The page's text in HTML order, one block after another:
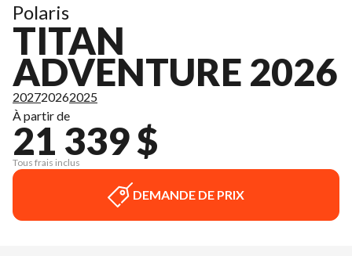
Polaris
TITAN
ADVENTURE 2026
202720262025
À partir de
21 339 $
Tous frais inclus
DEMANDE DE PRIX